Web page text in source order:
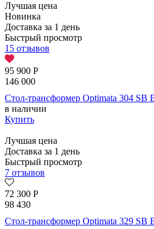
Лучшая цена
Новинка
Доставка за 1 день
Быстрый просмотр
15 отзывов
95 900 Р
146 000
Стол-трансформер Optimata 304 SB
в наличии
Купить
Лучшая цена
Доставка за 1 день
Быстрый просмотр
7 отзывов
72 300 Р
98 430
Стол-трансформер Optimata 329 SB